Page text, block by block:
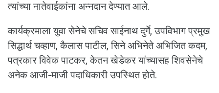
त्यांच्या नातेवाईकांना अन्नदान देण्यात आले.
कार्यक्रमाला युवा सेनेचे सचिव साईनाथ दुर्गे, उपविभाग प्रमुख
सिद्धार्थ चव्हाण, कैलास पाटील, सिने अभिनेते अभिजित कदम,
पत्रकार विवेक पाटकर, केतन खेडेकर यांच्यासह शिवसेनेचे
अनेक आजी-माजी पदाधिकारी उपस्थित होते.